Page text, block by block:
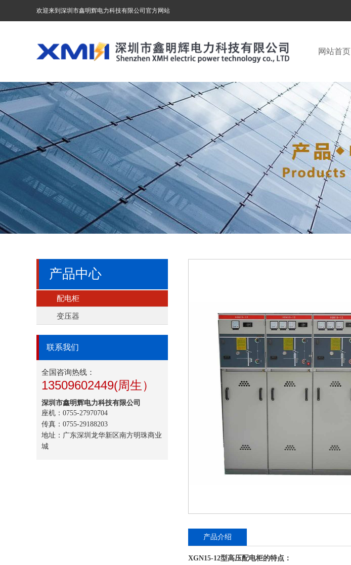
欢迎来到深圳市鑫明辉电力科技有限公司官方网站
网站首页
产品中心
配电柜
变压器
联系我们
全国咨询热线：
13509602449(周生）
深圳市鑫明辉电力科技有限公司
座机：0755-27970704
传真：0755-29188203
地址：广东深圳龙华新区南方明珠商业
城
产品介绍
XGN15-12型高压配电柜的特点：